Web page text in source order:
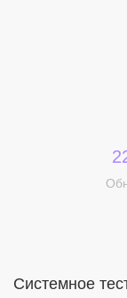
Меня
Системное